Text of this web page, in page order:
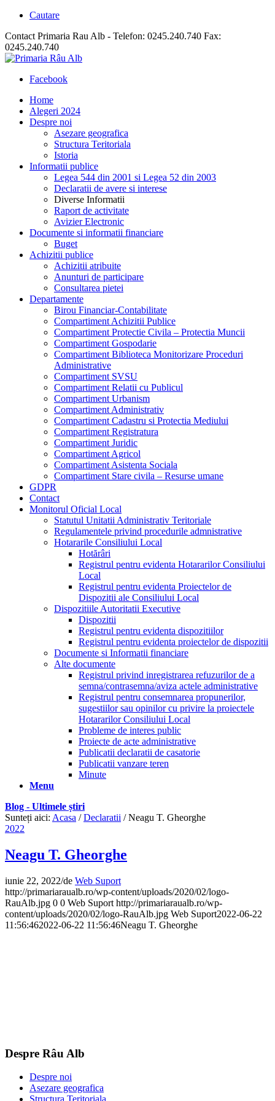
Cautare
Contact Primaria Rau Alb - Telefon: 0245.240.740 Fax:
0245.240.740
Facebook
Home
Alegeri 2024
Despre noi
Asezare geografica
Structura Teritoriala
Istoria
Informatii publice
Legea 544 din 2001 si Legea 52 din 2003
Declaratii de avere si interese
Diverse Informatii
Raport de activitate
Avizier Electronic
Documente si informatii financiare
Buget
Achizitii publice
Achizitii atribuite
Anunturi de participare
Consultarea pietei
Departamente
Birou Financiar-Contabilitate
Compartiment Achizitii Publice
Compartiment Protectie Civila – Protectia Muncii
Compartiment Gospodarie
Compartiment Biblioteca Monitorizare Proceduri
Administrative
Compartiment SVSU
Compartiment Relatii cu Publicul
Compartiment Urbanism
Compartiment Administrativ
Compartiment Cadastru si Protectia Mediului
Compartiment Registratura
Compartiment Juridic
Compartiment Agricol
Compartiment Asistenta Sociala
Compartiment Stare civila – Resurse umane
GDPR
Contact
Monitorul Oficial Local
Statutul Unitatii Administrativ Teritoriale
Regulamentele privind procedurile admnistrative
Hotararile Consiliului Local
Hotărâri
Registrul pentru evidenta Hotararilor Consiliului
Local
Registrul pentru evidenta Proiectelor de
Dispozitii ale Consiliului Local
Dispozitiile Autoritatii Executive
Dispozitii
Registrul pentru evidenta dispozitiilor
Registrul pentru evidenta proiectelor de dispozitii
Documente si Informatii financiare
Alte documente
Registrul privind inregistrarea refuzurilor de a
semna/contrasemna/aviza actele administrative
Registrul pentru consemnarea propunerilor,
sugestiilor sau opinilor cu privire la proiectele
Hotararilor Consiliului Local
Probleme de interes public
Proiecte de acte administrative
Publicatii declaratii de casatorie
Publicatii vanzare teren
Minute
Menu
Blog - Ultimele știri
Sunteți aici: Acasa / Declaratii / Neagu T. Gheorghe
2022
Neagu T. Gheorghe
iunie 22, 2022/de Web Suport
http://primariaraualb.ro/wp-content/uploads/2020/02/logo-
RauAlb.jpg 0 0 Web Suport http://primariaraualb.ro/wp-
content/uploads/2020/02/logo-RauAlb.jpg Web Suport2022-06-22
11:56:462022-06-22 11:56:46Neagu T. Gheorghe
Despre Râu Alb
Despre noi
Asezare geografica